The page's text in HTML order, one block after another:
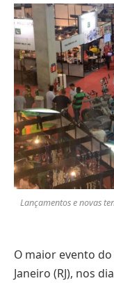
Lançamentos e novas
O maior evento
Janeiro (RJ), nos